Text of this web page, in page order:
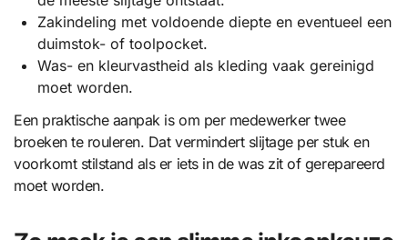
Zakindeling met voldoende diepte en eventueel een
duimstok- of toolpocket.
Was- en kleurvastheid als kleding vaak gereinigd
moet worden.
Een praktische aanpak is om per medewerker twee
broeken te rouleren. Dat vermindert slijtage per stuk en
voorkomt stilstand als er iets in de was zit of gerepareerd
moet worden.